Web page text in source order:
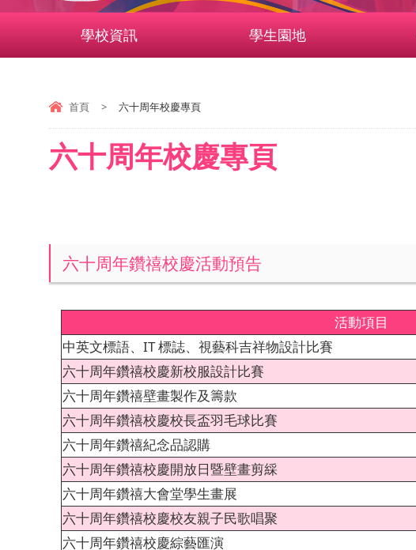
學校資訊 學生園地
首頁 > 六十周年校慶專頁
六十周年校慶專頁
六十周年鑽禧校慶活動預告
活動項目
中英文標語、IT 標誌、視藝科吉祥物設計比賽
六十周年鑽禧校慶新校服設計比賽
六十周年鑽禧壁畫製作及籌款
六十周年鑽禧校慶校長盃羽毛球比賽
六十周年鑽禧紀念品認購
六十周年鑽禧校慶開放日暨壁畫剪綵
六十周年鑽禧大會堂學生畫展
六十周年鑽禧校慶校友親子民歌唱聚
六十周年鑽禧校慶綜藝匯演